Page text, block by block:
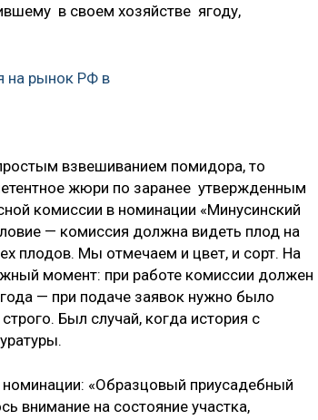
в своем хозяйстве ягоду,
на рынок РФ в
взвешиванием помидора, то
жюри по заранее утвержденным
комиссии в номинации «Минусинский
— комиссия должна видеть плод на
плодов. Мы отмечаем и цвет, и сорт. На
момент: при работе комиссии должен
— при подаче заявок нужно было
Был случай, когда история с
«Образцовый приусадебный
внимание на состояние участка,